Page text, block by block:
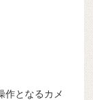
作となるカメ